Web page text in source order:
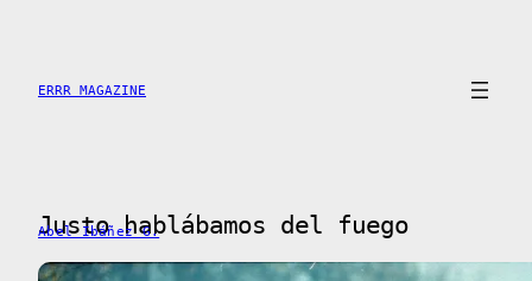
contenido
ERRR MAGAZINE
Justo hablábamos del fuego
Abel Ibáñez G.